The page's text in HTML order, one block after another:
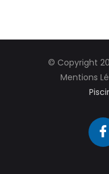
© Copyright
Mentions